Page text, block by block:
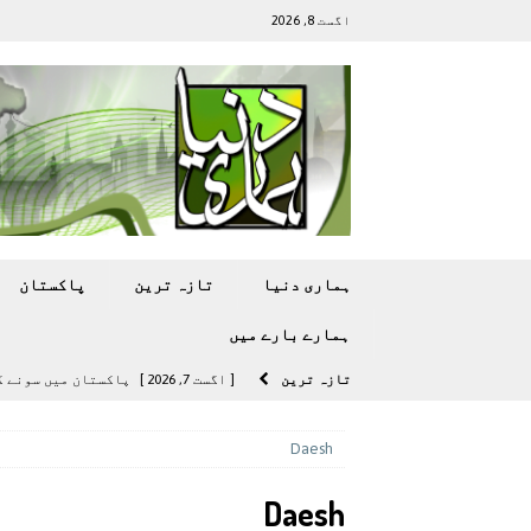
اگست 8, 2026
ہماری دنیا تازہ ترين پاکستان
ہمارے بارے ميں
تازہ ترين [ اگست 7, 2026 ] پاکستان میں سونے کی قیمت میں
Daesh
Daesh